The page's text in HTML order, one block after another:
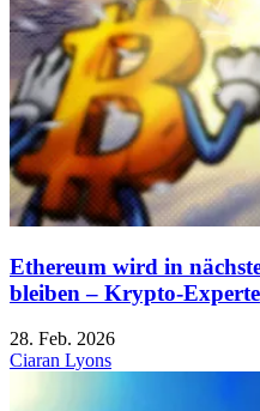
Ethereum wird in
bleiben – Krypto-Experte
28. Feb. 2026
Ciaran Lyons